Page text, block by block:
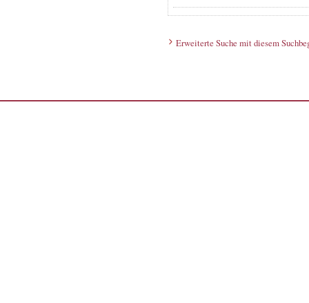
Erweiterte Suche mit diesem